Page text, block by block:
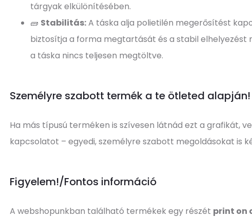
tárgyak elkülönítésében.
🧱 Stabilitás:A táska alja polietilén megerősítést
biztosítja a forma megtartását és a stabil elhelyezést
a táska nincs teljesen megtöltve.
Személyre szabott termék a te ötleted alapján!
Ha más típusú terméken is szívesen látnád ezt a grafikát,
kapcsolatot – egyedi, személyre szabott megoldásokat is
Figyelem!/Fontos információ
A webshopunkban található termékek egy részét print on